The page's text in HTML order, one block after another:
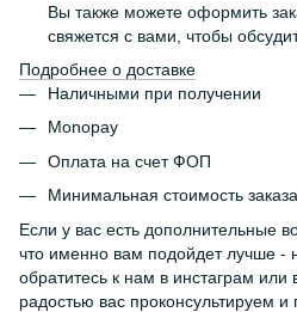
Вы также можете оформить
свяжется с вами, чтобы
Подробнее о доставке
Наличными при получении
Monopay
Оплата на счет ФОП
Минимальная стоимость
Если у вас есть дополнительные
что именно вам подойдет лучше -
обратитесь к нам в инстаграм
радостью вас проконсультируем